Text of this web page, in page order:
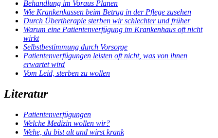
Behandlung im Voraus Planen
Wie Krankenkassen beim Betrug in der Pflege zusehen
Durch Übertherapie sterben wir schlechter und früher
Warum eine Patientenverfügung im Krankenhaus oft nicht
wirkt
Selbstbestimmung durch Vorsorge
Patientenverfügungen leisten oft nicht, was von ihnen
erwartet wird
Vom Leid, sterben zu wollen
Literatur
Pati­en­ten­ver­fü­gun­gen
Wel­che Medi­zin wol­len wir?
Wehe, du bist alt und wirst krank